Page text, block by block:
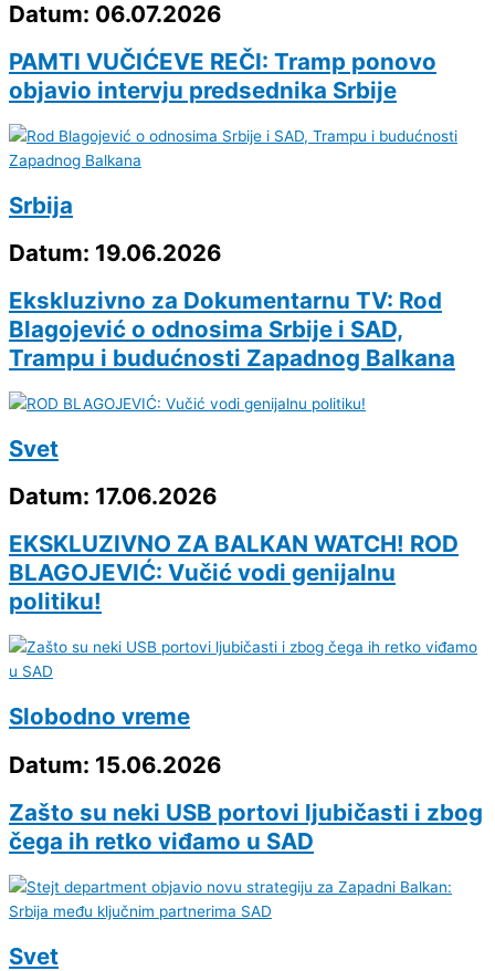
Datum: 06.07.2026
PAMTI VUČIĆEVE REČI: Tramp ponovo
objavio intervju predsednika Srbije
Srbija
Datum: 19.06.2026
Ekskluzivno za Dokumentarnu TV: Rod
Blagojević o odnosima Srbije i SAD,
Trampu i budućnosti Zapadnog Balkana
Svet
Datum: 17.06.2026
EKSKLUZIVNO ZA BALKAN WATCH! ROD
BLAGOJEVIĆ: Vučić vodi genijalnu
politiku!
Slobodno vreme
Datum: 15.06.2026
Zašto su neki USB portovi ljubičasti i zbog
čega ih retko viđamo u SAD
Svet